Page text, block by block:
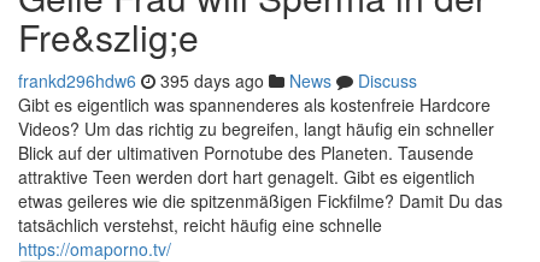
Fre&szlig;e
frankd296hdw6 395 days ago News
Discuss
Gibt es eigentlich was spannenderes als kostenfreie Hardcore
Videos? Um das richtig zu begreifen, langt häufig ein schneller
Blick auf der ultimativen Pornotube des Planeten. Tausende
attraktive Teen werden dort hart genagelt. Gibt es eigentlich
etwas geileres wie die spitzenmäßigen Fickfilme? Damit Du das
tatsächlich verstehst, reicht häufig eine schnelle
https://omaporno.tv/